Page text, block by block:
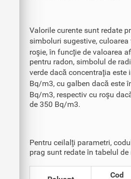
Valorile curente sunt redate
simboluri sugestive,
roşie, în funcţie de valoarea
pentru radon, simbolul de
verde dacă concentraţia este
Bq/m3, cu galben dacă este
Bq/m3, respectiv cu roşu
de 350 Bq/m3.
Pentru ceilalţi parametri,
prag sunt redate în tabelul de
Cod